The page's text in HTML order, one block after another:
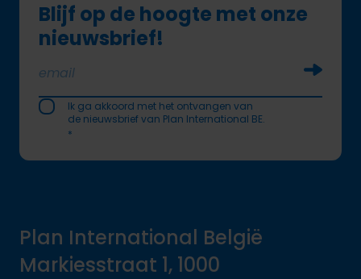
Blijf op de hoogte met onze
nieuwsbrief!
Ik ga akkoord met het ontvangen van
de nieuwsbrief van Plan International BE.
*
Plan International België
Markiesstraat 1, 1000